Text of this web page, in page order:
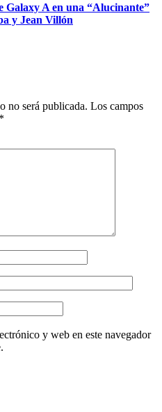
Galaxy A en una “Alucinante”
y Jean Villón
no será publicada. Los campos
*
y web en este navegador